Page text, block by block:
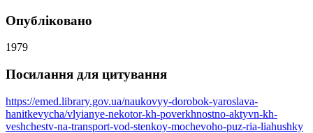
Опубліковано
1979
Посилання для цитування
https://emed.library.gov.ua/naukovyy-dorobok-yaroslava-
hanitkevycha/vlyianye-nekotor-kh-poverkhnostno-aktyvn-kh-
veshchestv-na-transport-vod-stenkoy-mochevoho-puz-ria-liahushky